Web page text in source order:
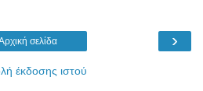
›
σελίδα
έκδοσης ιστού